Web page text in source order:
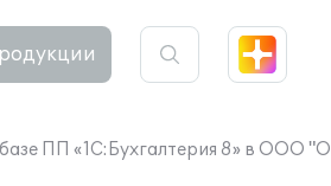
ПП «1С:Бухгалтерия 8» в ООО